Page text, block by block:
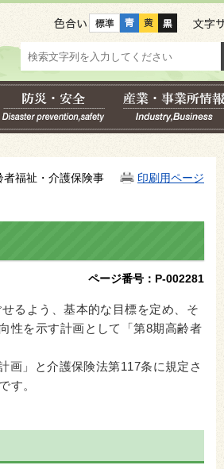
色合い
印刷用ページ
福祉・介護保険事
ページ番号：P-002281
るよう、基本的な目標を定め、そ
性を示す計画として「第8期高齢者
画」と介護保険法第117条に規定さ
す。